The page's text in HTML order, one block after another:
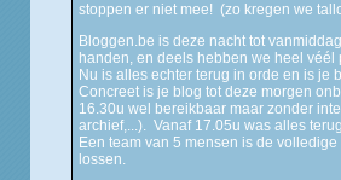
stoppen er niet mee! (zo kregen we
Bloggen.be is deze nacht tot
handen, en deels hebben we heel véél
Nu is alles echter terug in orde en is je
Concreet is je blog tot deze morgen
16.30u wel bereikbaar maar zonder
archief,...). Vanaf 17.05u was alles
Een team van 5 mensen is de
lossen.